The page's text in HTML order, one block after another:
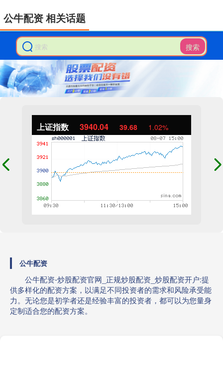
搜索
上证指数 3940.04 39.68 1.02%
公牛配资
公牛配资-炒股配资官网_正规炒股配资_炒股配资开户:提
供多样化的配资方案，以满足不同投资者的需求和风险承受能
力。无论您是初学者还是经验丰富的投资者，都可以为您量身
定制适合您的配资方案。
公牛配资 相关话题